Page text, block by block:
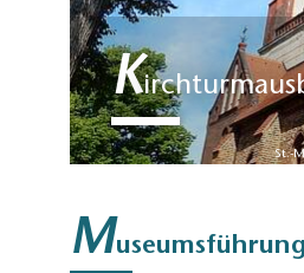
St.-
K
M